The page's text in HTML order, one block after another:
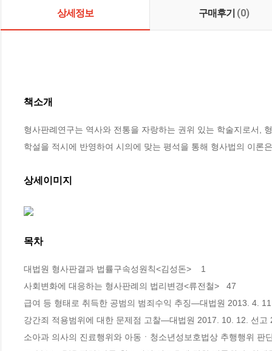
상세정보 구매후기 (0)
책소개
형사판례연구는 역사와 전통을 자랑하는 권위 있는 학술지로서,
학설을 적시에 반영하여 시의에 맞는 평석을 통해 형사법의 이론
상세이미지
목차
대법원 형사판결과 법률구속성원칙<김성돈>    1
사회변화에 대응하는 형사판례의 법리변경<류전철>   47
급여 등 형태로 취득한 공범의 범죄수익 추징―대법원 2013. 4.
강간죄 적용범위에 대한 문제점 고찰―대법원 2017. 10. 12. 선
소아과 의사의 진료행위와 아동ㆍ청소년성보호법상 추행행위